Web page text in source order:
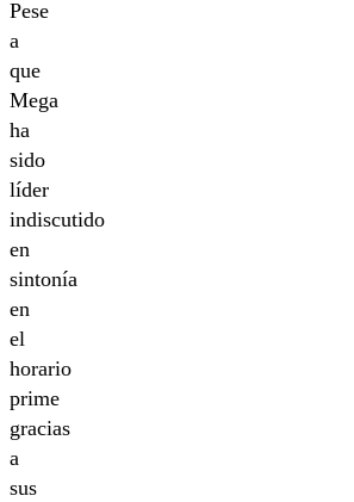
Pese
a
que
Mega
ha
sido
líder
indiscutido
en
sintonía
en
el
horario
prime
gracias
a
sus